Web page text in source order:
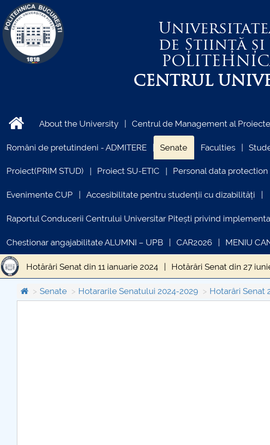
de Știință
CENTRUL
About the University Centrul de Management al
Români de pretutindeni - ADMITERE Senate Faculties
Proiect(PRIM STUD) Proiect SU-ETIC Personal data protection
Evenimente CUP Accesibilitate pentru studenții cu dizabilități
Raportul Conducerii Centrului Universitar Pitești privind
Chestionar angajabilitate ALUMNI – UPB CAR2026 MENIU
Hotărâri Senat din 11 ianuarie 2024 Hotărâri Senat din 27
Hotărâri Senat din 31 iulie 2024 Hotărâri Senat din 20
Senate Hotararile Senatului 2024-2029 Hotarâri Senat